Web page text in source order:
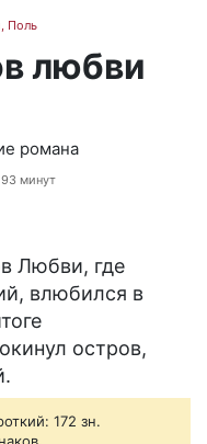
Поль
любви
романа
93 минут
Любви, где
влюбился в
остров,
172 зн.